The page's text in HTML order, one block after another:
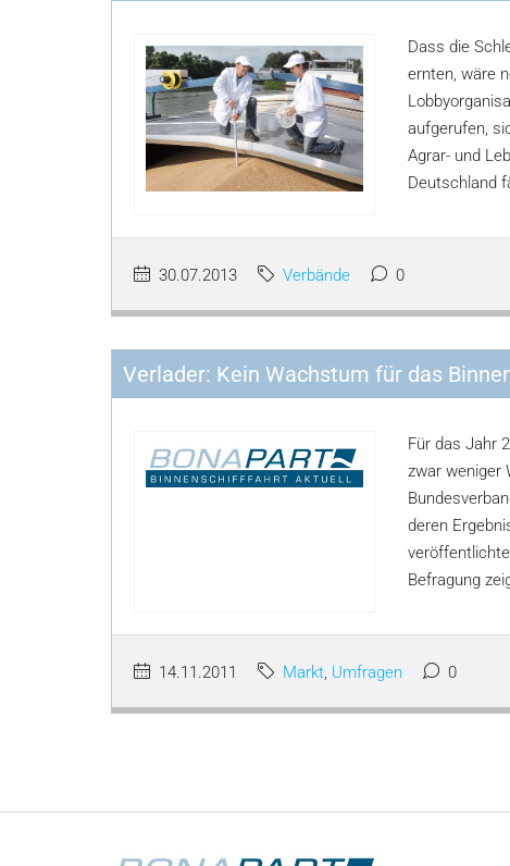
Dass die
ernten, wäre
aufgerufen,
Agrar- und
Deutschland
30.07.2013 Verbände 0
Verlader: Kein Wachstum für das
Für das Jahr
zwar weniger
deren
Befragung
14.11.2011 Markt, Umfragen 0